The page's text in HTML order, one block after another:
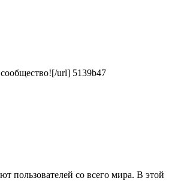
url] 5139b47
пользователей со всего мира. В этой